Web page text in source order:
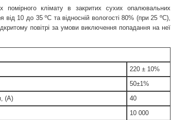
помірного клімату в закритих сухих опалювальних
від 10 до 35 ºС та відносній вологості 80% (при 25 ºС),
повітрі за умови виключення попадання на неї
220 ± 10%
50±1%
(А)
40
10 000